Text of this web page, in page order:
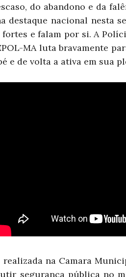
do abandono e da
destaque nacional nesta
e falam por si. A
MA luta bravamente
e de volta a ativa em sua
realizada na Camara
segurança pública no